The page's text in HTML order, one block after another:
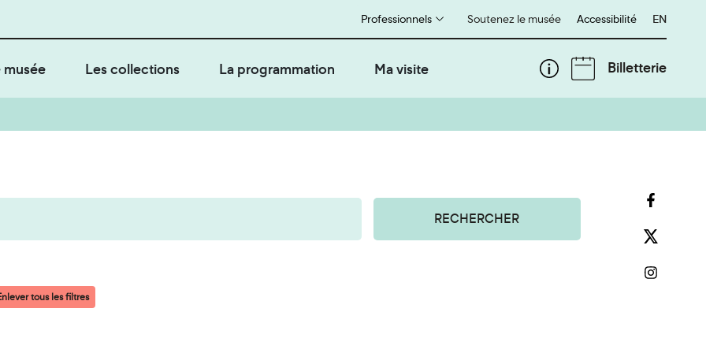
Soutenez le musée
Professionnels Accessibilité English
EN
musée Les collections La programmation Ma visite Billetterie
RECHERCHER
tous les filtres